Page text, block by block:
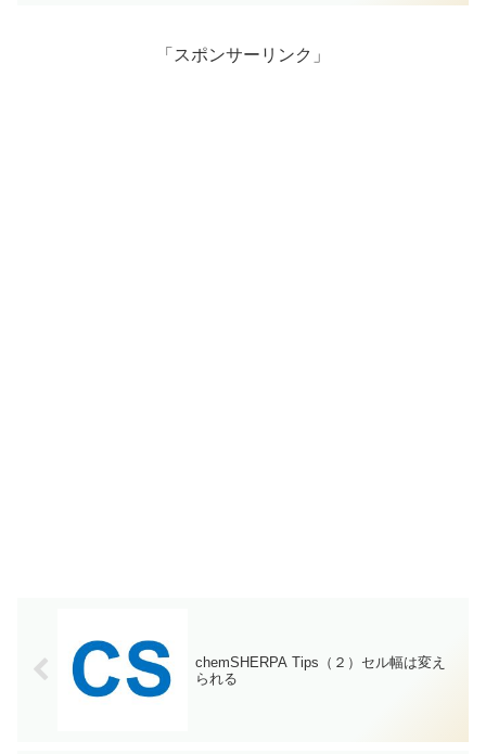
「スポンサーリンク」
chemSHERPA Tips（２）セル幅は変え
られる